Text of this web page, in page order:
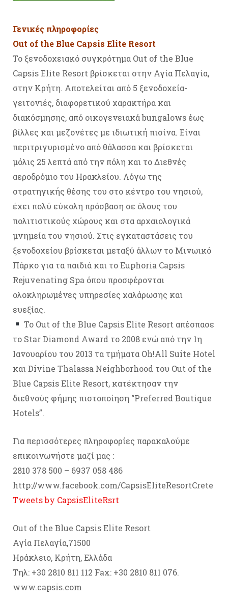
Γενικές πληροφορίες
Out of the Blue Capsis Elite Resort
Το ξενοδοχειακό συγκρότημα Out of the Blue
Capsis Elite Resort βρίσκεται στην Αγία Πελαγία,
στην Κρήτη. Αποτελείται από 5 ξενοδοχεία-
γειτονιές, διαφορετικού χαρακτήρα και
διακόσμησης, από οικογενειακά bungalows έως
βίλλες και μεζονέτες με ιδιωτική πισίνα. Είναι
περιτριγυρισμένο από θάλασσα και βρίσκεται
μόλις 25 λεπτά από την πόλη και το Διεθνές
αεροδρόμιο του Ηρακλείου. Λόγω της
στρατηγικής θέσης του στο κέντρο του νησιού,
έχει πολύ εύκολη πρόσβαση σε όλους του
πολιτιστικούς χώρους και στα αρχαιολογικά
μνημεία του νησιού. Στις εγκαταστάσεις του
ξενοδοχείου βρίσκεται μεταξύ άλλων το Μινωικό
Πάρκο για τα παιδιά και το Euphoria Capsis
Rejuvenating Spa όπου προσφέρονται
ολοκληρωμένες υπηρεσίες χαλάρωσης και
ευεξίας.
Το Out of the Blue Capsis Elite Resort απέσπασε
το Star Diamond Award το 2008 ενώ από την 1η
Ιανουαρίου του 2013 τα τμήματα Oh!All Suite Hotel
και Divine Thalassa Neighborhood του Out of the
Blue Capsis Elite Resort, κατέκτησαν την
διεθνούς φήμης πιστοποίηση “Preferred Boutique
Hotels”.
Για περισσότερες πληροφορίες παρακαλούμε
επικοινωνήστε μαζί μας :
2810 378 500 – 6937 058 486
http://www.facebook.com/CapsisEliteResortCrete
Tweets by CapsisEliteRsrt
Out of the Blue Capsis Elite Resort
Αγία Πελαγία,71500
Ηράκλειο, Κρήτη, Ελλάδα
Τηλ: +30 2810 811 112 Fax: +30 2810 811 076.
www.capsis.com